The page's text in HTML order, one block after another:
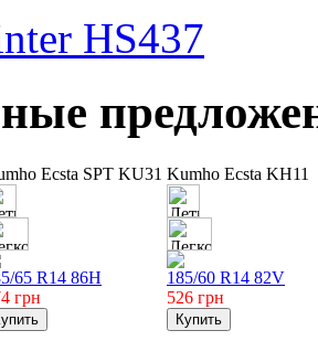
HS437
Ecsta SPT KU31
65 R14 86H
грн
Kumho Ecsta KH11
185/60 R14 82V
526 грн